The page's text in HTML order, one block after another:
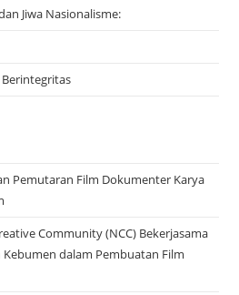
Jiwa Nasionalisme:
Pemutaran Film Dokumenter Karya
Community (NCC) Bekerjasama
dalam Pembuatan Film